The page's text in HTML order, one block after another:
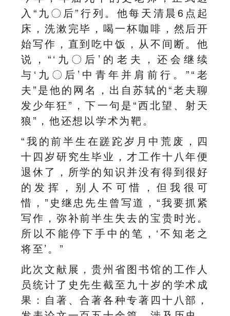
入“九〇后”行列。他每天清晨6点起
床，洗漱完毕，喝一杯咖啡，然后开
始写作，直到吃中饭，从不间断。他
说，“‘九〇后’的老夫，还会继续
与‘九〇后’中青年并肩前行。”“老
夫”是他的网名，出自苏轼的“老夫聊
发少年狂”，下一句是“西北望、射天
狼”，他还想以学术为靶。
“我的前半生在蹉跎岁月中荒废，四
十四岁研究生毕业，才工作十八年便
退休了，所学的知识并没有得到很好
的发挥，别人不可惜，但我很可
惜，”史继忠先生曾写道，“我要抓紧
写作，弥补前半生失去的宝贵时光。
所以不能停下手中的笔，‘不知老之
将至’。”
此次文献展，贵州省图书馆的工作人
员统计了史先生截至九十岁的学术成
果：自著、合著各种专著四十八部，